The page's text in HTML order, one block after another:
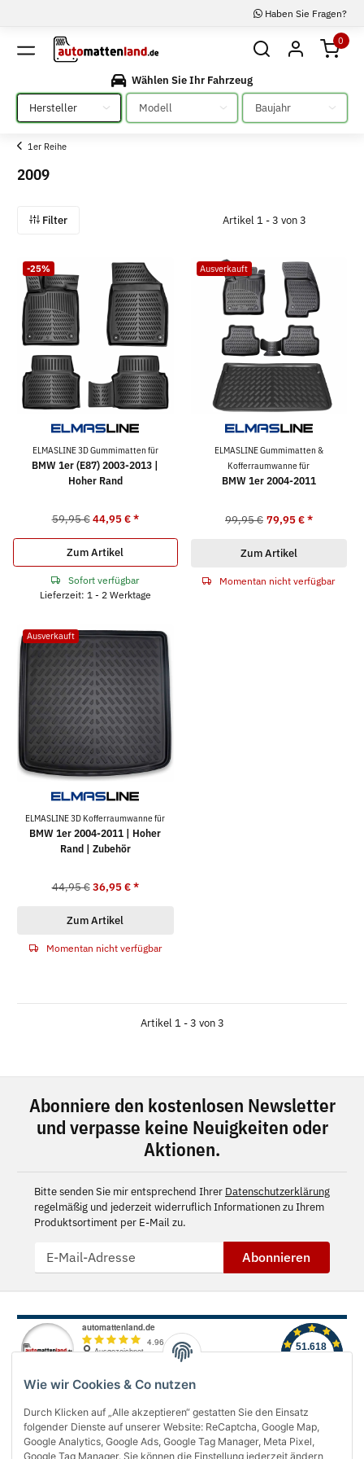
Wie wir Cookies & Co nutzen
Durch Klicken auf „Alle akzeptieren“ gestatten Sie den Einsatz
folgender Dienste auf unserer Website: ReCaptcha, Google Map,
Google Analytics, Google Ads, Google Tag Manager, Meta Pixel,
Google Tag Manager. Sie können die Einstellung jederzeit ändern
Haben Sie Fragen?
0
Wählen Sie Ihr Fahrzeug
Bitte auswählen
Bitte auswählen Bitte auswählen
1er Reihe
2009
Filter Artikel 1 - 3 von 3
-25%
ELMASLINE 3D Gummimatten für
BMW 1er (E87) 2003-2013 |
Hoher Rand
59,95 € 44,95 €*
Zum Artikel
Sofort verfügbar
Lieferzeit: 1 - 2 Werktage
Ausverkauft
ELMASLINE Gummimatten &
Kofferraumwanne für
BMW 1er 2004-2011
99,95 € 79,95 €*
Zum Artikel
Momentan nicht verfügbar
Ausverkauft
ELMASLINE 3D Kofferraumwanne für
BMW 1er 2004-2011 | Hoher
Rand | Zubehör
44,95 € 36,95 €*
Zum Artikel
Momentan nicht verfügbar
Artikel 1 - 3 von 3
Abonniere den kostenlosen Newsletter
und verpasse keine Neuigkeiten oder
Aktionen.
Bitte senden Sie mir entsprechend Ihrer Datenschutzerklärung
regelmäßig und jederzeit widerruflich Informationen zu Ihrem
Produktsortiment per E-Mail zu.
Abonnieren
Über uns